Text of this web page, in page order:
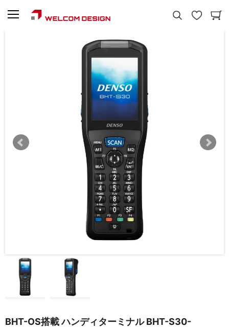
BHT-OS搭載 ハンディターミナル BHT-S30-